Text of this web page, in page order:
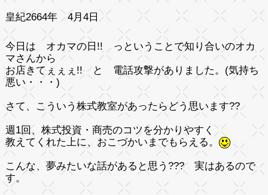
皇紀2664年 4月4日
今日は オカマの日!! っということで知り合いのオカ
マさんから
お店きてぇぇぇ!! と 電話攻撃がありました。(気持ち
悪い・・・)
さて、こういう株式教室があったらどう思います??
週1回、株式投資・商売のコツを分かりやすく
教えてくれた上に、おこづかいまでもらえる。
こんな、夢みたいな話があると思う??? 実はあるので
す。